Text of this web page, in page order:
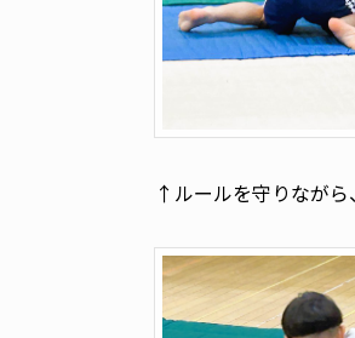
↑ルールを守りながら